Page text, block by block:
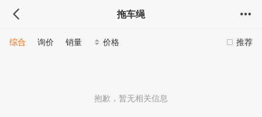
拖车绳
推荐
综合 询价 销量 价格
抱歉，暂无相关信息